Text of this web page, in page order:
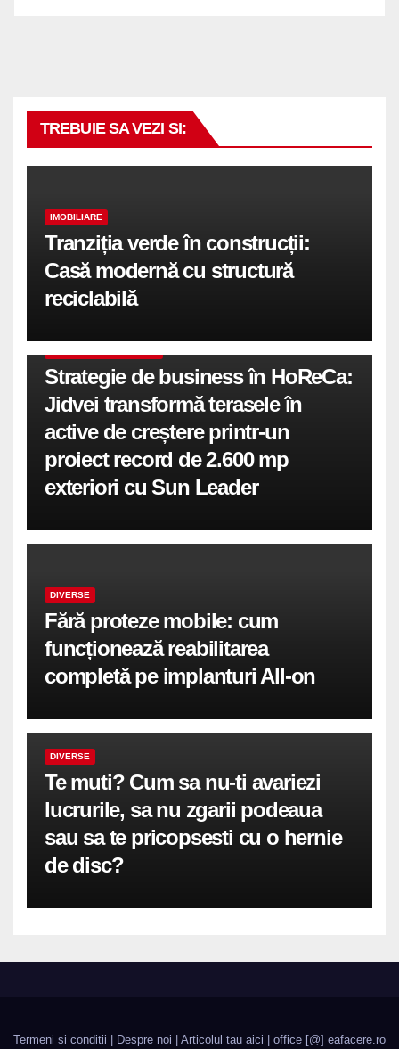
TREBUIE SA VEZI SI:
IMOBILIARE
Tranziția verde în construcții:
Casă modernă cu structură
reciclabilă
Strategie de business în HoReCa:
Jidvei transformă terasele în
active de creștere printr-un
proiect record de 2.600 mp
exteriori cu Sun Leader
DIVERSE
Fără proteze mobile: cum
funcționează reabilitarea
completă pe implanturi All-on
DIVERSE
Te muti? Cum sa nu-ti avariezi
lucrurile, sa nu zgarii podeaua
sau sa te pricopsesti cu o hernie
de disc?
Termeni si conditii Despre noi Articolul tau aici | office [@] eafacere.ro